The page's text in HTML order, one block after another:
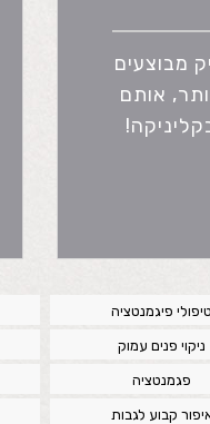
מבוצעים
אותם
טיפולי פיגמנטציה
ניקוי פנים עמוק
פגמנטציה
קבוע לגבות